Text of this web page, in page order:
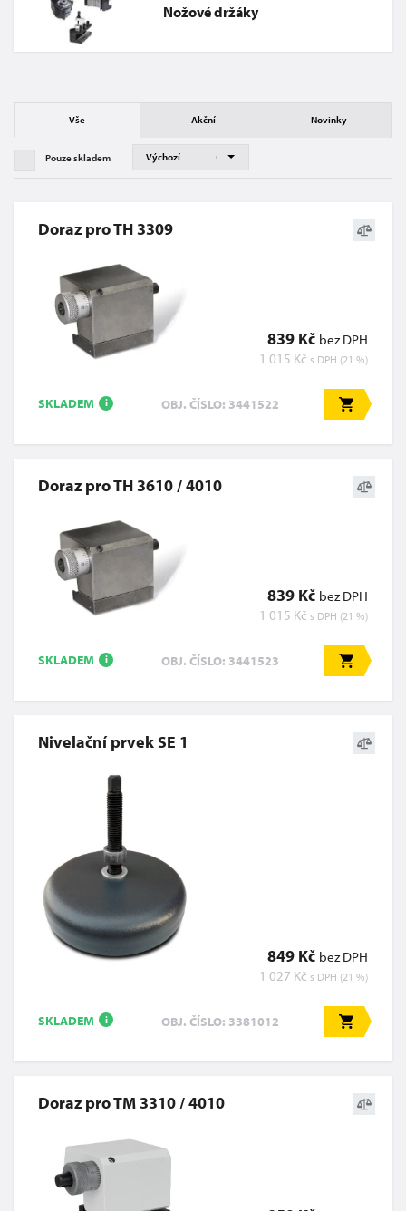
Nožové držáky
Vše Akční Novinky
Pouze skladem
Doraz pro TH 3309
839 Kč bez DPH
1 015 Kč s DPH (21 %)
SKLADEM i OBJ. ČÍSLO: 3441522
Doraz pro TH 3610 / 4010
839 Kč bez DPH
1 015 Kč s DPH (21 %)
SKLADEM i OBJ. ČÍSLO: 3441523
Nivelační prvek SE 1
849 Kč bez DPH
1 027 Kč s DPH (21 %)
SKLADEM i OBJ. ČÍSLO: 3381012
Doraz pro TM 3310 / 4010